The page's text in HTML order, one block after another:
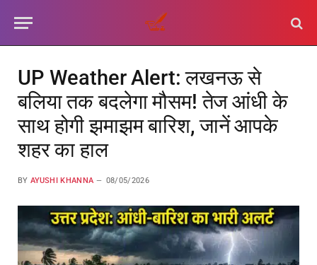
UP Weather Alert: लखनऊ से
बलिया तक बदलेगा मौसम! तेज आंधी के
साथ होगी झमाझम बारिश, जानें आपके
शहर का हाल
BY AYUSHI KHANNA 08/05/2026